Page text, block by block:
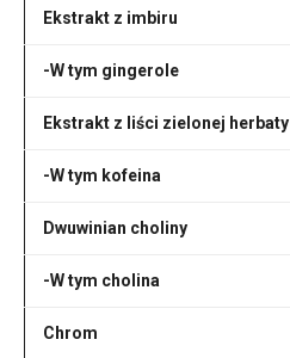
Ekstrakt z imbiru
-W tym gingerole
Ekstrakt z liści zielonej herbaty
-W tym kofeina
Dwuwinian choliny
-W tym cholina
Chrom